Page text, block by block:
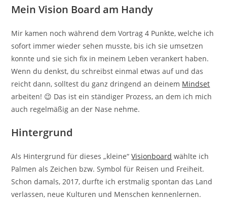
Mein Vision Board am Handy
Mir kamen noch während dem Vortrag 4 Punkte, welche ich
sofort immer wieder sehen musste, bis ich sie umsetzen
konnte und sie sich fix in meinem Leben verankert haben.
Wenn du denkst, du schreibst einmal etwas auf und das
reicht dann, solltest du ganz dringend an deinem Mindset
arbeiten! 😉 Das ist ein ständiger Prozess, an dem ich mich
auch regelmäßig an der Nase nehme.
Hintergrund
Als Hintergrund für dieses „kleine“Visionboard wählte ich
Palmen als Zeichen bzw. Symbol für Reisen und Freiheit.
Schon damals, 2017, durfte ich erstmalig spontan das Land
verlassen, neue Kulturen und Menschen kennenlernen.